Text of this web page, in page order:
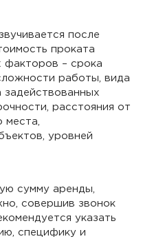
после
проката
факторов – срока
работы, вида
задействованных
расстояния от
места,
уровней
сумму аренды,
совершив звонок
указать
специфику и